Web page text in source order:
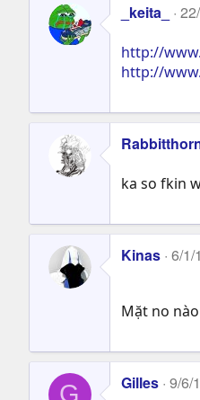
_keita_
http://
http://
ka so fkin
Kinas 6/1/
Mặt no
G Gilles 9/6/